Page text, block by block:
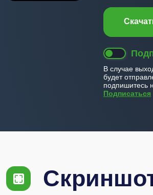
В случае
будет
подпишитесь
Подписаться